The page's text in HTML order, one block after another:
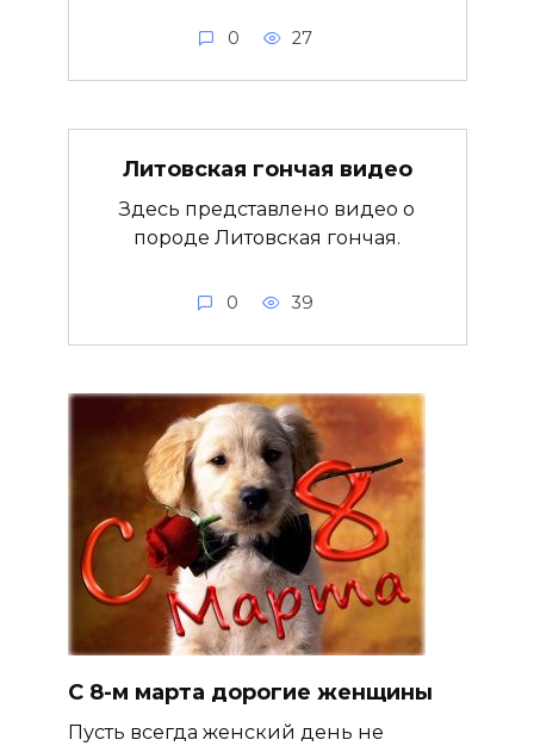
0 27
Литовская гончая видео
Здесь представлено видео о
породе Литовская гончая.
0 39
С 8-м марта дорогие женщины
Пусть всегда женский день не